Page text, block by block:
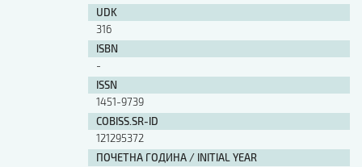
UDK
316
ISBN
-
ISSN
1451-9739
COBISS.SR-ID
121295372
ПОЧЕТНА ГОДИНА / INITIAL YEAR